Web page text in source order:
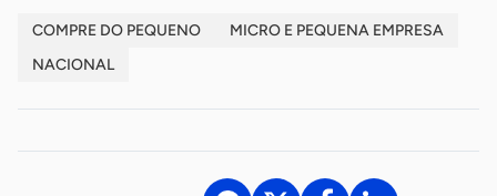
COMPRE DO PEQUENO
MICRO E PEQUENA EMPRESA
NACIONAL